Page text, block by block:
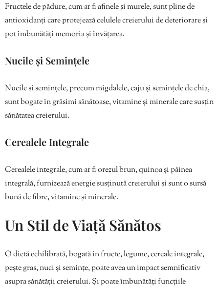
Fructele de pădure, cum ar fi afinele și murele, sunt pline de
antioxidanți care protejează celulele creierului de deteriorare și
pot îmbunătăți memoria și învățarea.
Nucile și Semințele
Nucile și semințele, precum migdalele, caju și semințele de chia,
sunt bogate în grăsimi sănătoase, vitamine și minerale care susțin
sănătatea creierului.
Cerealele Integrale
Cerealele integrale, cum ar fi orezul brun, quinoa și pâinea
integrală, furnizează energie susținută creierului și sunt o sursă
bună de fibre, vitamine și minerale.
Un Stil de Viață Sănătos
O dietă echilibrată, bogată în fructe, legume, cereale integrale,
pește gras, nuci și semințe, poate avea un impact semnificativ
asupra sănătății creierului. Și poate îmbunătăți funcțiile